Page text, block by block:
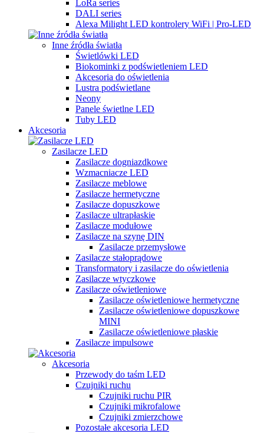
LoRa series
DALI series
Alexa Milight LED kontrolery WiFi | Pro-LED
Inne źródła światła
Świetlówki LED
Biokominki z podświetleniem LED
Akcesoria do oświetlenia
Lustra podświetlane
Neony
Panele świetlne LED
Tuby LED
Akcesoria
Zasilacze LED
Zasilacze dogniazdkowe
Wzmacniacze LED
Zasilacze meblowe
Zasilacze hermetyczne
Zasilacze dopuszkowe
Zasilacze ultrapłaskie
Zasilacze modułowe
Zasilacze na szynę DIN
Zasilacze przemysłowe
Zasilacze stałoprądowe
Transformatory i zasilacze do oświetlenia
Zasilacze wtyczkowe
Zasilacze oświetleniowe
Zasilacze oświetleniowe hermetyczne
Zasilacze oświetleniowe dopuszkowe
MINI
Zasilacze oświetleniowe płaskie
Zasilacze impulsowe
Akcesoria
Przewody do taśm LED
Czujniki ruchu
Czujniki ruchu PIR
Czujniki mikrofalowe
Czujniki zmierzchowe
Pozostałe akcesoria LED